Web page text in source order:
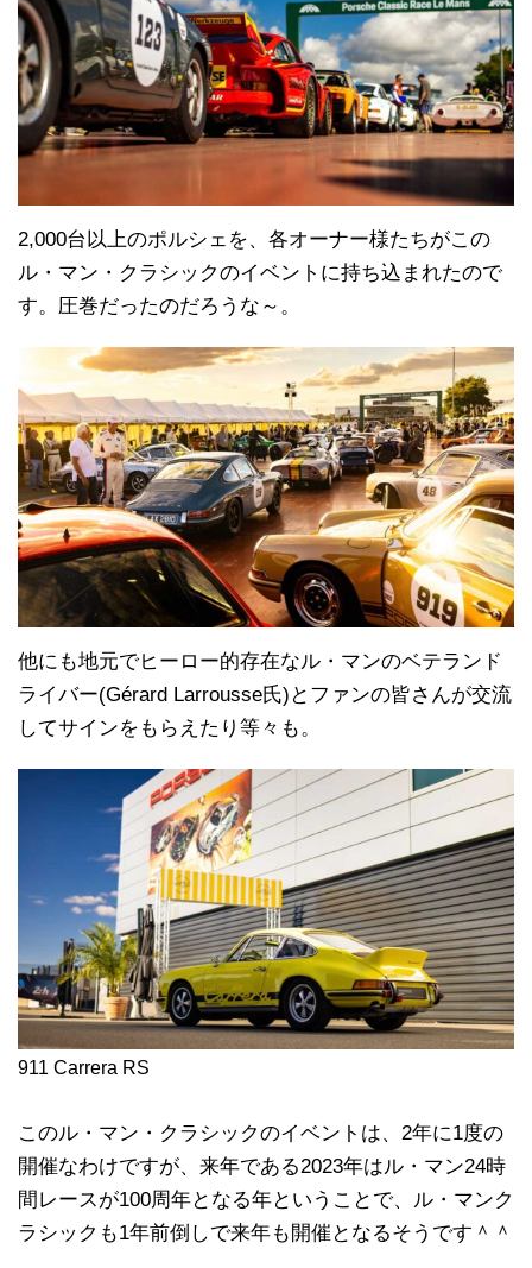
2,000台以上のポルシェを、各オーナー様たちがこの
ル・マン・クラシックのイベントに持ち込まれたので
す。圧巻だったのだろうな～。
他にも地元でヒーロー的存在なル・マンのベテランド
ライバー(Gérard Larrousse氏)とファンの皆さんが交流
してサインをもらえたり等々も。
911 Carrera RS
このル・マン・クラシックのイベントは、2年に1度の
開催なわけですが、来年である2023年はル・マン24時
間レースが100周年となる年ということで、ル・マンク
ラシックも1年前倒しで来年も開催となるそうです＾＾